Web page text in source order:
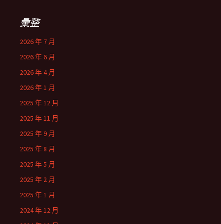
彙整
2026 年 7 月
2026 年 6 月
2026 年 4 月
2026 年 1 月
2025 年 12 月
2025 年 11 月
2025 年 9 月
2025 年 8 月
2025 年 5 月
2025 年 2 月
2025 年 1 月
2024 年 12 月